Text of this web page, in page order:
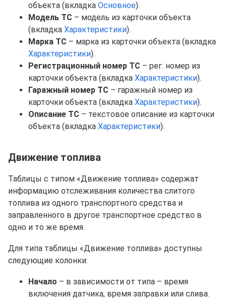
объекта (вкладка Основное).
Модель ТС – модель из карточки объекта
(вкладка Характеристики).
Марка ТС – марка из карточки объекта (вкладка
Характеристики).
Регистрационный номер ТС – рег. номер из
карточки объекта (вкладка Характеристики).
Гаражный номер ТС – гаражный номер из
карточки объекта (вкладка Характеристики).
Описание ТС – текстовое описание из карточки
объекта (вкладка Характеристики).
Движение топлива
Таблицы с типом «Движение топлива» содержат
информацию отслеживания количества слитого
топлива из одного транспортного средства и
заправленного в другое транспортное средство в
одно и то же время.
Для типа таблицы «Движение топлива» доступны
следующие колонки:
Начало – в зависимости от типа – время
включения датчика, время заправки или слива.